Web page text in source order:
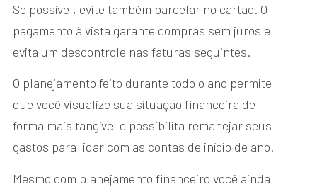
Se possível, evite também parcelar no cartão. O
pagamento à vista garante compras sem juros e
evita um descontrole nas faturas seguintes.
O planejamento feito durante todo o ano permite
que você visualize sua situação financeira de
forma mais tangível e possibilita remanejar seus
gastos para lidar com as contas de início de ano.
Mesmo com planejamento financeiro você ainda